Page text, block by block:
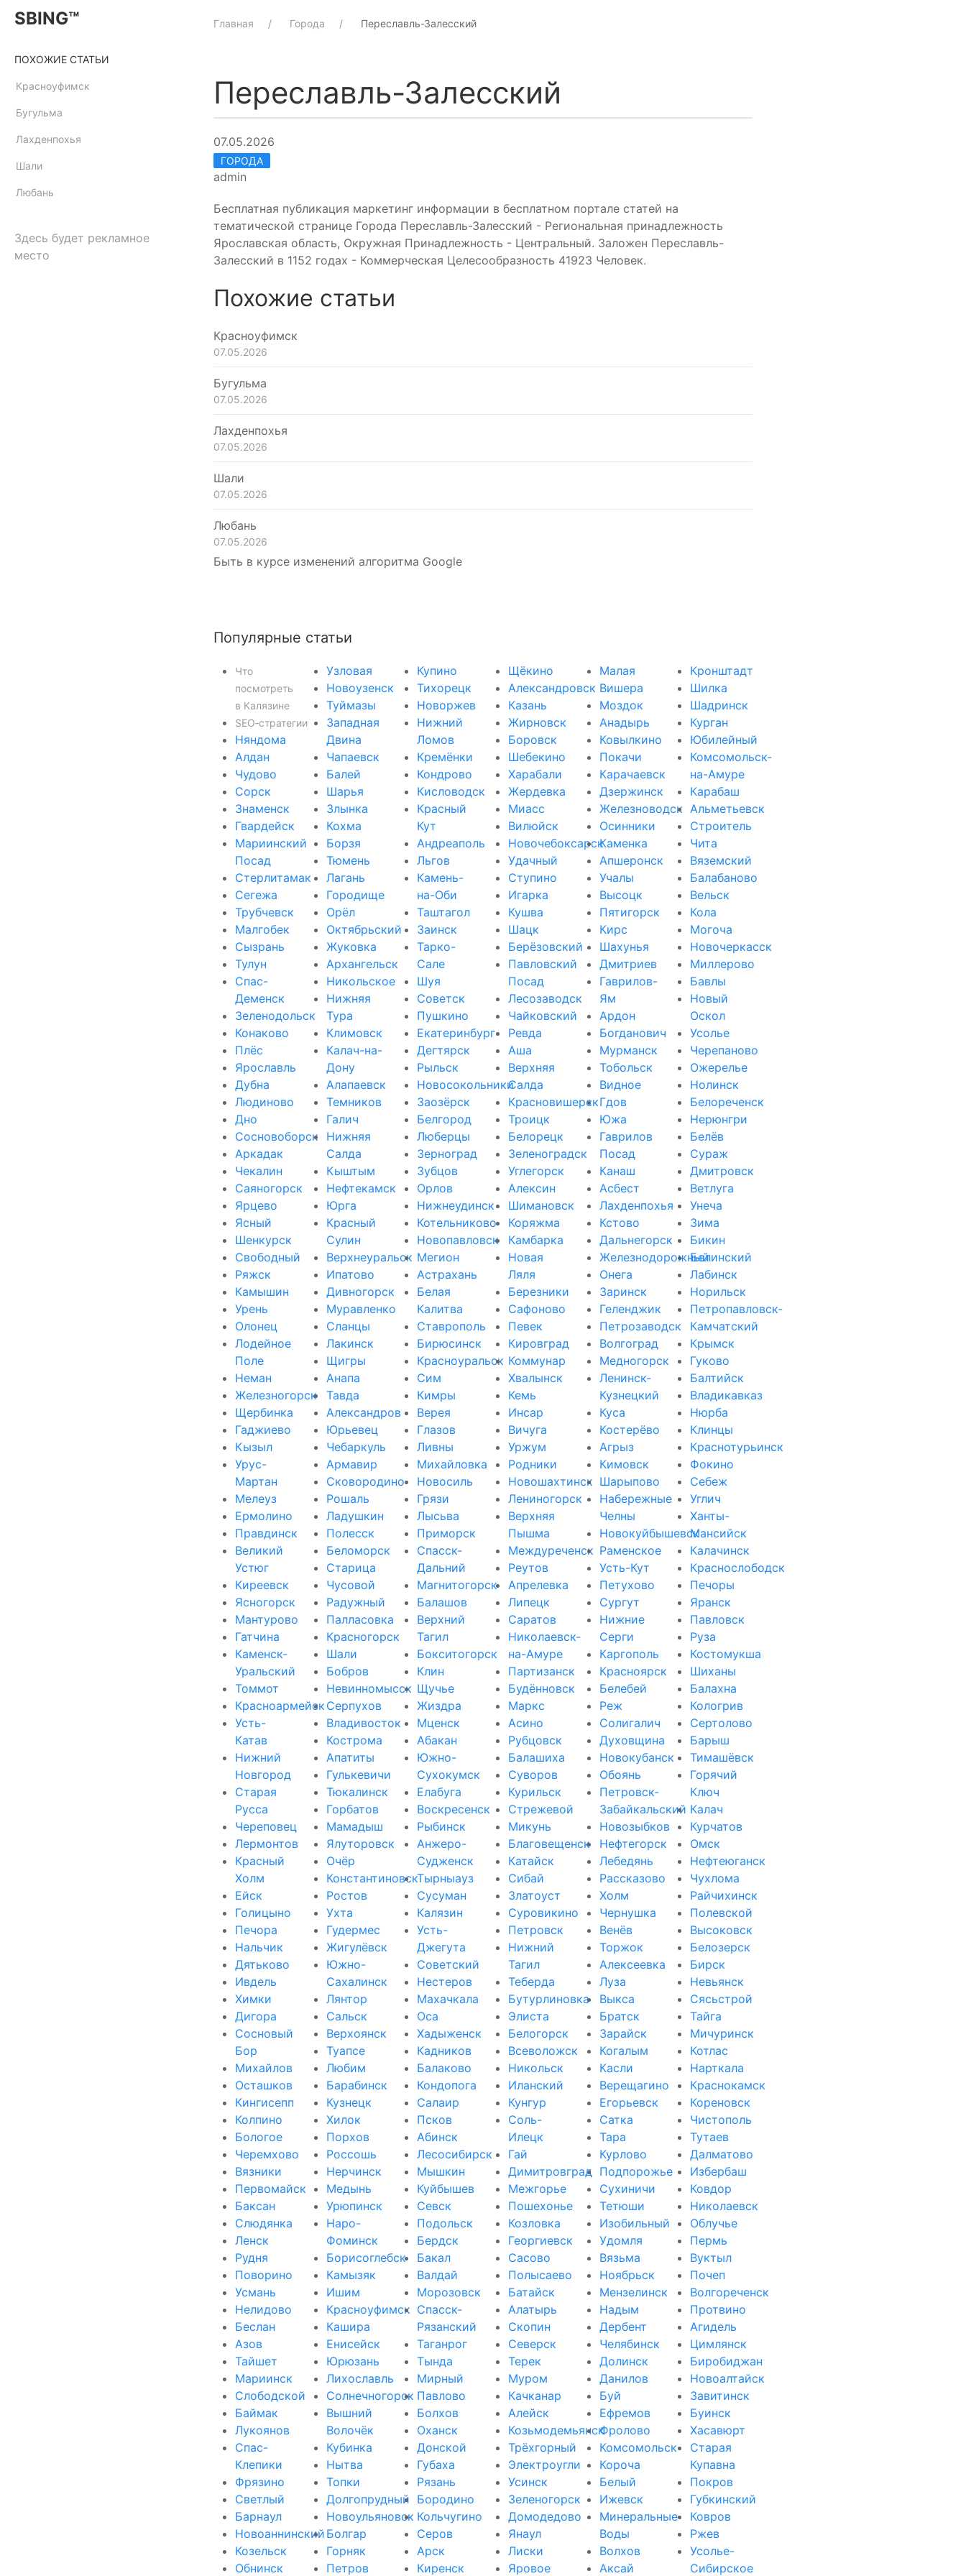
SBING™
ПОХОЖИЕ СТАТЬИ
Красноуфимск
Бугульма
Лахденпохья
Шали
Любань
Здесь будет рекламное
место
Главная Города Переславль-Залесский
Переславль-Залесский
07.05.2026
ГОРОДА
admin
Бесплатная публикация маркетинг информации в бесплатном портале статей на
тематической странице Города Переславль-Залесский - Региональная принадлежность
Ярославская область, Окружная Принадлежность - Центральный. Заложен Переславль-
Залесский в 1152 годах - Коммерческая Целесообразность 41923 Человек.
Похожие статьи
Красноуфимск
07.05.2026
Бугульма
07.05.2026
Лахденпохья
07.05.2026
Шали
07.05.2026
Любань
07.05.2026
Быть в курсе изменений алгоритма Google
Популярные статьи
Что
посмотреть
в Калязине
SEO‑стратегии
Няндома
Алдан
Чудово
Сорск
Знаменск
Гвардейск
Мариинский
Посад
Стерлитамак
Сегежа
Трубчевск
Малгобек
Сызрань
Тулун
Спас-
Деменск
Зеленодольск
Конаково
Плёс
Ярославль
Дубна
Людиново
Дно
Сосновоборск
Аркадак
Чекалин
Саяногорск
Ярцево
Ясный
Шенкурск
Свободный
Ряжск
Камышин
Урень
Олонец
Лодейное
Поле
Неман
Железногорск
Щербинка
Гаджиево
Кызыл
Урус-
Мартан
Мелеуз
Ермолино
Правдинск
Великий
Устюг
Киреевск
Ясногорск
Мантурово
Гатчина
Каменск-
Уральский
Томмот
Красноармейск
Усть-
Катав
Нижний
Новгород
Старая
Русса
Череповец
Лермонтов
Красный
Холм
Ейск
Голицыно
Печора
Нальчик
Дятьково
Ивдель
Химки
Дигора
Сосновый
Бор
Михайлов
Осташков
Кингисепп
Колпино
Бологое
Черемхово
Вязники
Первомайск
Баксан
Слюдянка
Ленск
Рудня
Поворино
Усмань
Нелидово
Беслан
Азов
Тайшет
Мариинск
Слободской
Баймак
Лукоянов
Спас-
Клепики
Фрязино
Светлый
Барнаул
Новоаннинский
Козельск
Обнинск
Узловая
Новоузенск
Туймазы
Западная
Двина
Чапаевск
Балей
Шарья
Злынка
Кохма
Борзя
Тюмень
Лагань
Городище
Орёл
Октябрьский
Жуковка
Архангельск
Никольское
Нижняя
Тура
Климовск
Калач-на-
Дону
Алапаевск
Темников
Галич
Нижняя
Салда
Кыштым
Нефтекамск
Юрга
Красный
Сулин
Верхнеуральск
Ипатово
Дивногорск
Муравленко
Сланцы
Лакинск
Щигры
Анапа
Тавда
Александров
Юрьевец
Чебаркуль
Армавир
Сковородино
Рошаль
Ладушкин
Полесск
Беломорск
Старица
Чусовой
Радужный
Палласовка
Красногорск
Шали
Бобров
Невинномысск
Серпухов
Владивосток
Кострома
Апатиты
Гулькевичи
Тюкалинск
Горбатов
Мамадыш
Ялуторовск
Очёр
Константиновск
Ростов
Ухта
Гудермес
Жигулёвск
Южно-
Сахалинск
Лянтор
Сальск
Верхоянск
Туапсе
Любим
Барабинск
Кузнецк
Хилок
Порхов
Россошь
Нерчинск
Медынь
Урюпинск
Наро-
Фоминск
Борисоглебск
Камызяк
Ишим
Красноуфимск
Кашира
Енисейск
Юрюзань
Лихославль
Солнечногорск
Вышний
Волочёк
Кубинка
Нытва
Топки
Долгопрудный
Новоульяновск
Болгар
Горняк
Петров
Купино
Тихорецк
Новоржев
Нижний
Ломов
Кремёнки
Кондрово
Кисловодск
Красный
Кут
Андреаполь
Льгов
Камень-
на-Оби
Таштагол
Заинск
Тарко-
Сале
Шуя
Советск
Пушкино
Екатеринбург
Дегтярск
Рыльск
Новосокольники
Заозёрск
Белгород
Люберцы
Зерноград
Зубцов
Орлов
Нижнеудинск
Котельниково
Новопавловск
Мегион
Астрахань
Белая
Калитва
Ставрополь
Бирюсинск
Красноуральск
Сим
Кимры
Верея
Глазов
Ливны
Михайловка
Новосиль
Грязи
Лысьва
Приморск
Спасск-
Дальний
Магнитогорск
Балашов
Верхний
Тагил
Бокситогорск
Клин
Щучье
Жиздра
Мценск
Абакан
Южно-
Сухокумск
Елабуга
Воскресенск
Рыбинск
Анжеро-
Судженск
Тырныауз
Сусуман
Калязин
Усть-
Джегута
Советский
Нестеров
Махачкала
Оса
Хадыженск
Кадников
Балаково
Кондопога
Салаир
Псков
Абинск
Лесосибирск
Мышкин
Куйбышев
Севск
Подольск
Бердск
Бакал
Валдай
Морозовск
Спасск-
Рязанский
Таганрог
Тында
Мирный
Павлово
Болхов
Оханск
Донской
Губаха
Рязань
Бородино
Кольчугино
Серов
Арск
Киренск
Щёкино
Александровск
Казань
Жирновск
Боровск
Шебекино
Харабали
Жердевка
Миасс
Вилюйск
Новочебоксарск
Удачный
Ступино
Игарка
Кушва
Шацк
Берёзовский
Павловский
Посад
Лесозаводск
Чайковский
Ревда
Аша
Верхняя
Салда
Красновишерск
Троицк
Белорецк
Зеленоградск
Углегорск
Алексин
Шимановск
Коряжма
Камбарка
Новая
Ляля
Березники
Сафоново
Певек
Кировград
Коммунар
Хвалынск
Кемь
Инсар
Вичуга
Уржум
Родники
Новошахтинск
Лениногорск
Верхняя
Пышма
Междуреченск
Реутов
Апрелевка
Липецк
Саратов
Николаевск-
на-Амуре
Партизанск
Будённовск
Маркс
Асино
Рубцовск
Балашиха
Суворов
Курильск
Стрежевой
Микунь
Благовещенск
Катайск
Сибай
Златоуст
Суровикино
Петровск
Нижний
Тагил
Теберда
Бутурлиновка
Элиста
Белогорск
Всеволожск
Никольск
Иланский
Кунгур
Соль-
Илецк
Гай
Димитровград
Межгорье
Пошехонье
Козловка
Георгиевск
Сасово
Полысаево
Батайск
Алатырь
Скопин
Северск
Терек
Муром
Качканар
Алейск
Козьмодемьянск
Трёхгорный
Электроугли
Усинск
Зеленогорск
Домодедово
Янаул
Лиски
Яровое
Малая
Вишера
Моздок
Анадырь
Ковылкино
Покачи
Карачаевск
Дзержинск
Железноводск
Осинники
Каменка
Апшеронск
Учалы
Высоцк
Пятигорск
Кирс
Шахунья
Дмитриев
Гаврилов-
Ям
Ардон
Богданович
Мурманск
Тобольск
Видное
Гдов
Южа
Гаврилов
Посад
Канаш
Асбест
Лахденпохья
Кстово
Дальнегорск
Железнодорожный
Онега
Заринск
Геленджик
Петрозаводск
Волгоград
Медногорск
Ленинск-
Кузнецкий
Куса
Костерёво
Агрыз
Кимовск
Шарыпово
Набережные
Челны
Новокуйбышевск
Раменское
Усть-Кут
Петухово
Сургут
Нижние
Серги
Каргополь
Красноярск
Белебей
Реж
Солигалич
Духовщина
Новокубанск
Обоянь
Петровск-
Забайкальский
Новозыбков
Нефтегорск
Лебедянь
Рассказово
Холм
Чернушка
Венёв
Торжок
Алексеевка
Луза
Выкса
Братск
Зарайск
Когалым
Касли
Верещагино
Егорьевск
Сатка
Тара
Курлово
Подпорожье
Сухиничи
Тетюши
Изобильный
Удомля
Вязьма
Ноябрьск
Мензелинск
Надым
Дербент
Челябинск
Долинск
Данилов
Буй
Ефремов
Фролово
Комсомольск
Короча
Белый
Ижевск
Минеральные
Воды
Волхов
Аксай
Кронштадт
Шилка
Шадринск
Курган
Юбилейный
Комсомольск-
на-Амуре
Карабаш
Альметьевск
Строитель
Чита
Вяземский
Балабаново
Вельск
Кола
Могоча
Новочеркасск
Миллерово
Бавлы
Новый
Оскол
Усолье
Черепаново
Ожерелье
Нолинск
Белореченск
Нерюнгри
Белёв
Сураж
Дмитровск
Ветлуга
Унеча
Зима
Бикин
Белинский
Лабинск
Норильск
Петропавловск-
Камчатский
Крымск
Гуково
Балтийск
Владикавказ
Нюрба
Клинцы
Краснотурьинск
Фокино
Себеж
Углич
Ханты-
Мансийск
Калачинск
Краснослободск
Печоры
Яранск
Павловск
Руза
Костомукша
Шиханы
Балахна
Кологрив
Сертолово
Барыш
Тимашёвск
Горячий
Ключ
Калач
Курчатов
Омск
Нефтеюганск
Чухлома
Райчихинск
Полевской
Высоковск
Белозерск
Бирск
Невьянск
Сясьстрой
Тайга
Мичуринск
Котлас
Нарткала
Краснокамск
Кореновск
Чистополь
Тутаев
Далматово
Избербаш
Ковдор
Николаевск
Облучье
Пермь
Вуктыл
Почеп
Волгореченск
Протвино
Агидель
Цимлянск
Биробиджан
Новоалтайск
Завитинск
Буинск
Хасавюрт
Старая
Купавна
Покров
Губкинский
Ковров
Ржев
Усолье-
Сибирское